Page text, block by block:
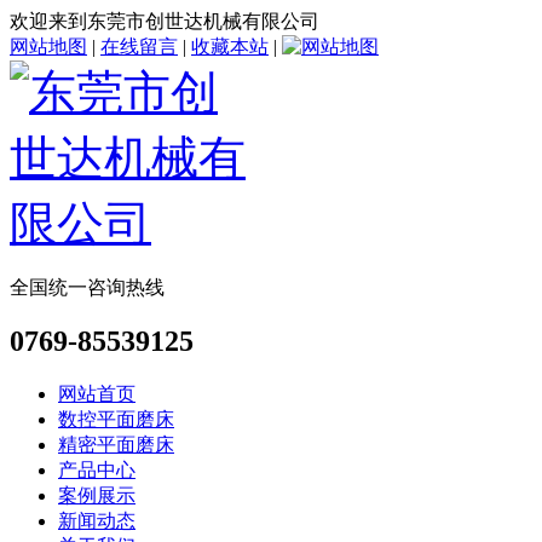
欢迎来到东莞市创世达机械有限公司
网站地图 | 在线留言 | 收藏本站 |
全国统一咨询热线
0769-85539125
网站首页
数控平面磨床
精密平面磨床
产品中心
案例展示
新闻动态